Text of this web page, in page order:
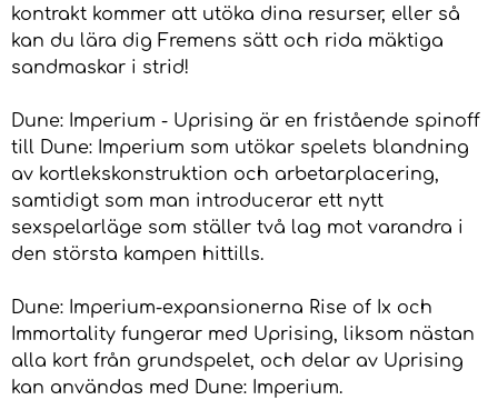
kontrakt kommer att utöka dina resurser, eller så
kan du lära dig Fremens sätt och rida mäktiga
sandmaskar i strid!
Dune: Imperium - Uprising är en fristående spinoff
till Dune: Imperium som utökar spelets blandning
av kortlekskonstruktion och arbetarplacering,
samtidigt som man introducerar ett nytt
sexspelarläge som ställer två lag mot varandra i
den största kampen hittills.
Dune: Imperium-expansionerna Rise of Ix och
Immortality fungerar med Uprising, liksom nästan
alla kort från grundspelet, och delar av Uprising
kan användas med Dune: Imperium.